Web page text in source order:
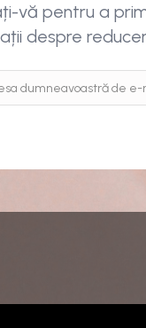
vă pentru a
despre